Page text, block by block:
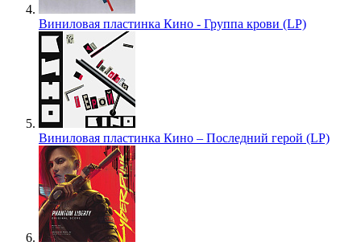
Виниловая пластинка Кино - Группа крови (LP)
Виниловая пластинка Кино – Последний герой (LP)